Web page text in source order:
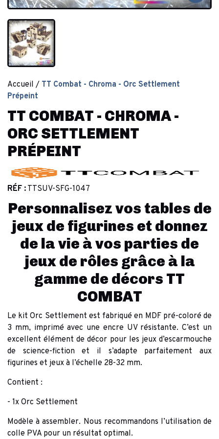
Accueil
TT Combat - Chroma - Orc Settlement
Prépeint
TT COMBAT - CHROMA -
ORC SETTLEMENT
PRÉPEINT
RÉF : TTSUV-SFG-1047
Personnalisez vos tables de
jeux de figurines et donnez
de la vie à vos parties de
jeux de rôles grâce à la
gamme de décors TT
COMBAT
Le kit Orc Settlement est fabriqué en MDF pré-coloré de
3 mm, imprimé avec une encre UV résistante. C’est un
excellent élément de décor pour les jeux d’escarmouche
de science-fiction et il s’adapte parfaitement aux
figurines et jeux à l’échelle 28-32 mm.
Contient :
- 1x Orc Settlement
Modèle à assembler. Nous recommandons l’utilisation de
colle PVA pour un résultat optimal.